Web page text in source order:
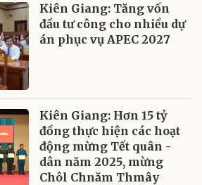
Kiên Giang: Tăng vốn
đầu tư công cho nhiều dự
án phục vụ APEC 2027
Kiên Giang: Hơn 15 tỷ
đồng thực hiện các hoạt
động mừng Tết quân -
dân năm 2025, mừng
Chôl Chnăm Thmây